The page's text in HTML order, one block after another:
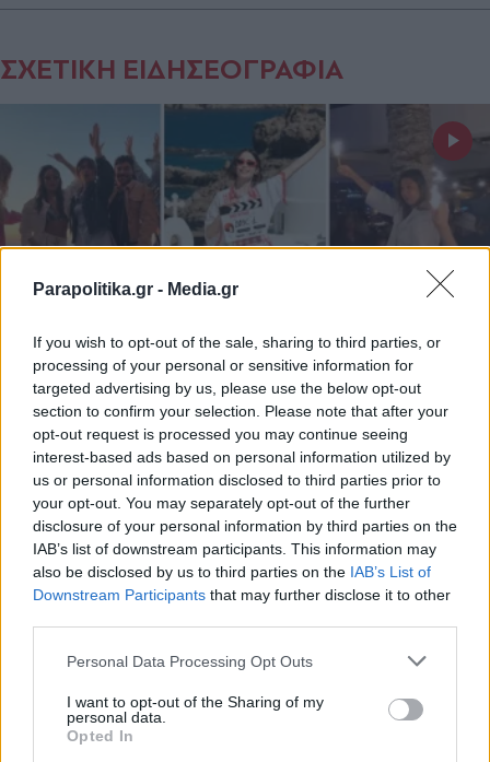
Parapolitika.gr - Media.gr
If you wish to opt-out of the sale, sharing to third parties, or
processing of your personal or sensitive information for
targeted advertising by us, please use the below opt-out
section to confirm your selection. Please note that after your
opt-out request is processed you may continue seeing
interest-based ads based on personal information utilized by
us or personal information disclosed to third parties prior to
your opt-out. You may separately opt-out of the further
disclosure of your personal information by third parties on the
IAB’s list of downstream participants. This information may
also be disclosed by us to third parties on the IAB’s List of
Downstream Participants that may further disclose it to other
Personal Data Processing Opt Outs
I want to opt-out of the Sharing of my
personal data.
Opted In
ΣΧΕΤΙΚΗ ΕΙΔΗΣΕΟΓΡΑΦΙΑ
STORIES 29.05.2026 15:50
PARAPOLITIKA NEWSROOM
Emily In Paris: Τέλος τα γυρίσματα στη
Μύκονο - Το μεγάλο πάρτι και η
"φυγάδευση" της Lily Collins από το νησί
(Εικόνες & Βίντεο)Εγγραφή στο newsletter
Αποδέχομαι τους